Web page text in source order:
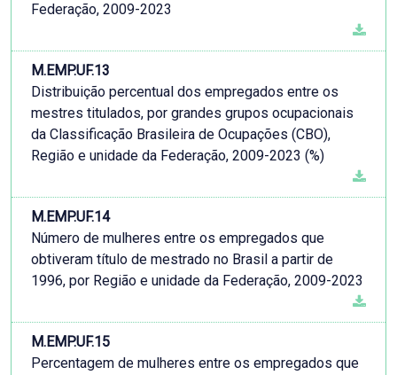
Federação, 2009-2023
M.EMP.UF.13
Distribuição percentual dos empregados entre os
mestres titulados, por grandes grupos ocupacionais
da Classificação Brasileira de Ocupações (CBO),
Região e unidade da Federação, 2009-2023 (%)
M.EMP.UF.14
Número de mulheres entre os empregados que
obtiveram título de mestrado no Brasil a partir de
1996, por Região e unidade da Federação, 2009-2023
M.EMP.UF.15
Percentagem de mulheres entre os empregados que